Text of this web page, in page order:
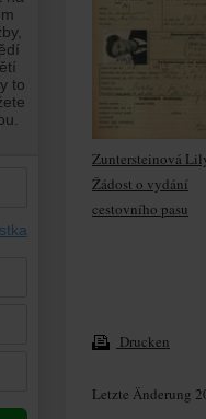
Zuntersteinová
Žádost o vydání
cestovního pasu
Drucken
Letzte Änderung